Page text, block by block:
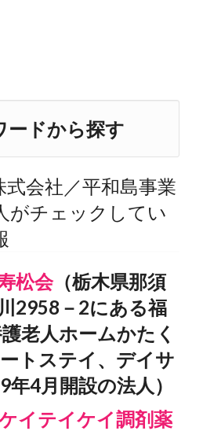
ードから探す
式会社／平和島事業
がチェックしてい
松会（栃木県那須
2958－2にある福
老人ホームかたく
トステイ、デイサ
年4月開設の法人）
イテイケイ調剤薬